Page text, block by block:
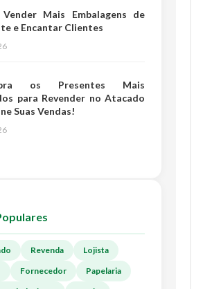
Mais Embalagens de
e Encantar Clientes
os Presentes Mais
para Revender no Atacado
Suas Vendas!
Revenda
Lojista
Fornecedor
Papelaria